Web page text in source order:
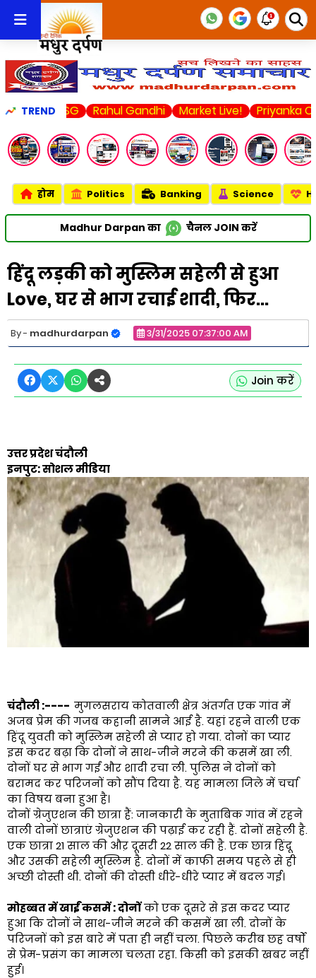
TREND
LSG Rahul Gandhi Market Live! Priyanka Chopra
होम Politics Banking Science
Madhur Darpan का चैनल JOIN करें
हिंदू लड़की को मुस्लिम सहेली से हुआ
Love, घर से भाग रचाई शादी, फिर...
madhurdarpan 3/31/2025 07:37:00 AM
Join करें
उत्तर प्रदेश चंदौली
इनपुट: सोशल मीडिया
चंदौली :---- मुगलसराय कोतवाली क्षेत्र अंतर्गत एक गांव में
अजब प्रेम की गजब कहानी सामने आई है. यहां रहने वाली एक
हिंदू युवती को मुस्लिम सहेली से प्यार हो गया. दोनों का प्यार
इस कदर बढ़ा कि दोनों ने साथ-जीने मरने की कसमें खा ली.
दोनों घर से भाग गईं और शादी रचा ली. पुलिस ने दोनों को
बरामद कर परिजनों को सौंप दिया है. यह मामला जिले में चर्चा
का विषय बना हुआ है।
दोनों ग्रेजुएशन की छात्रा हैं: जानकारी के मुताबिक गांव में रहने
वाली दोनों छात्राएं ग्रेजुएशन की पढ़ाई कर रही हैं. दोनों सहेली है.
एक छात्रा 21 साल की औऱ दूसरी 22 साल की है. एक छात्र हिंदू
और उसकी सहेली मुस्लिम है. दोनों में काफी समय पहले से ही
अच्छी दोस्ती थी. दोनों की दोस्ती धीरे-धीरे प्यार में बदल गई।
मोहब्बत में खाईं कसमें : दोनोंको एक दूसरे से इस कदर प्यार
हुआ कि दोनों ने साथ-जीने मरने की कसमें खा ली. दोनों के
परिजनों को इस बारे में पता ही नहीं चला. पिछले करीब छह वर्षों
से प्रेम-प्रसंग का मामला चलता रहा. किसी को इसकी खबर नहीं
हुई।